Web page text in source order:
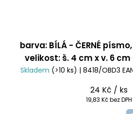
barva: BÍLÁ - ČERNÉ
velikost: š. 4 cm x v. 6
Skladem (>10 ks) | 8418/OBD3
24 Kč / ks
19,83 Kč bez DPH